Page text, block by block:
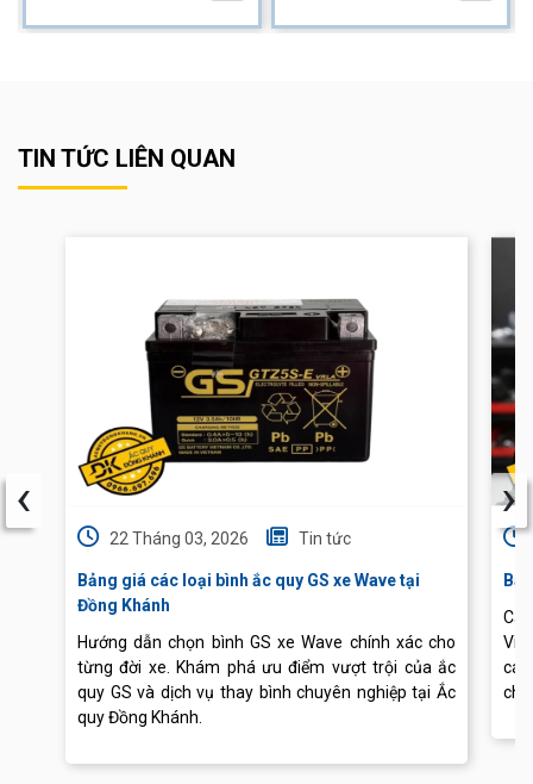
TIN TỨC LIÊN QUAN
22 Tháng 03, 2026 Tin tức
Bảng giá các loại bình ắc quy GS xe Wave tại
Đồng Khánh
Hướng dẫn chọn bình GS xe Wave chính xác cho
từng đời xe. Khám phá ưu điểm vượt trội của ắc
quy GS và dịch vụ thay bình chuyên nghiệp tại Ắc
quy Đồng Khánh.
‹ ›